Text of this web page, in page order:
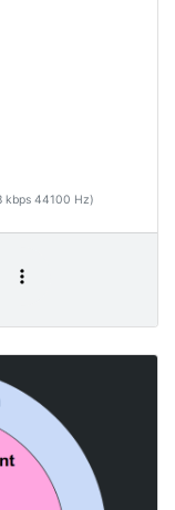
kbps 44100 Hz)